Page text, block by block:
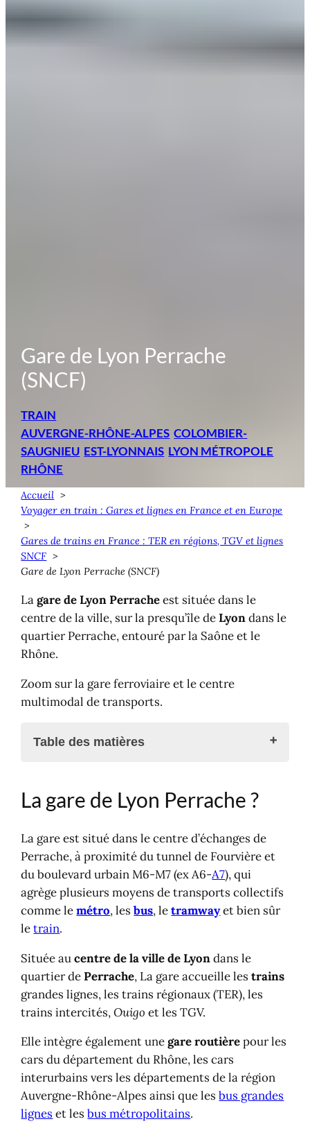
Gare de Lyon Perrache
(SNCF)
TRAIN
AUVERGNE-RHÔNE-ALPES COLOMBIER-
SAUGNIEU EST-LYONNAIS LYON MÉTROPOLE
RHÔNE
Accueil
Voyager en train : Gares et lignes en France et en Europe
Gares de trains en France : TER en régions, TGV et lignes
SNCF
Gare de Lyon Perrache (SNCF)
Lagare de Lyon Perracheest située dans le
centre de la ville, sur la presqu’île deLyondans le
quartier Perrache, entouré par la Saône et le
Rhône.
Zoom sur la gare ferroviaire et le centre
multimodal de transports.
Table des matières
Hier et aujourd'hui
européens
Informations pratiques
Billets de trains
Billets bus et cars région express
Carte, plan d'accès
Se rendre à la gare de Lyon Perrache ?
Transports collectifs (TCL)
Bus grandes lignes
Trouver un hôtel, un restaurant ?
Trouver une activité à Lyon ?
Autres gares
Gares en Auvergne-Rhône-Alpes
Gares en France
Louer une voiture
La gare de Lyon Perrache ?
La gare est situé dans le centre d’échanges de
Perrache, à proximité du tunnel de Fourvière et
du boulevard urbain M6-M7 (ex A6-A7), qui
agrège plusieurs moyens de transports collectifs
comme lemétro, lesbus, letramwayet bien sûr
letrain.
Située aucentre de la ville de Lyondans le
quartier dePerrache, La gare accueille lestrains
grandes lignes, les trains régionaux (TER), les
trains intercités,Ouigo et les TGV.
Elle intègre également unegare routièrepour les
cars du département du Rhône, les cars
interurbains vers les départements de la région
Auvergne-Rhône-Alpes ainsi que lesbus grandes
lignes et lesbus métropolitains.